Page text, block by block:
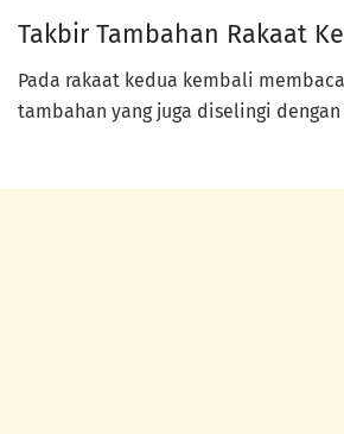
Takbir Tambahan Rakaat
Pada rakaat kedua kembali
tambahan yang juga diselingi